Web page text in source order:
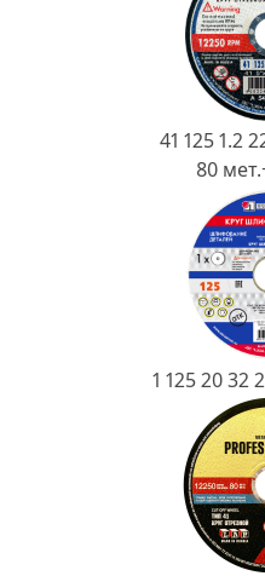
41 125 1.2
80
1 125 20 32